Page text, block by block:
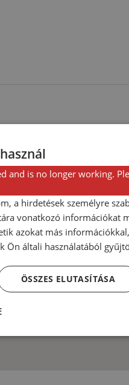
and is no longer working.
a hirdetések személyre
vonatkozó információkat
azokat más
Ön általi használatából
ÖSSZES ELUTASÍTÁSA